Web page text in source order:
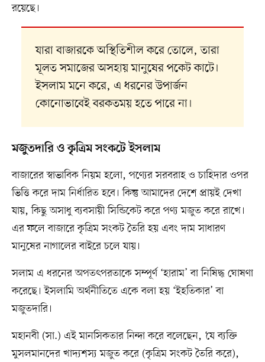
রয়েছে।
যারা বাজারকে অস্থিতিশীল করে তোলে, তারা
মূলত সমাজের অসহায় মানুষের পকেট কাটে।
ইসলাম মনে করে, এ ধরনের উপার্জন
কোনোভাবেই বরকতময় হতে পারে না।
মজুতদারি ও কৃত্রিম সংকটে ইসলাম
বাজারের স্বাভাবিক নিয়ম হলো, পণ্যের সরবরাহ ও চাহিদার ওপর
ভিত্তি করে দাম নির্ধারিত হবে। কিন্তু আমাদের দেশে প্রায়ই দেখা
যায়, কিছু অসাধু ব্যবসায়ী সিন্ডিকেট করে পণ্য মজুত করে রাখে।
এর ফলে বাজারে কৃত্রিম সংকট তৈরি হয় এবং দাম সাধারণ
মানুষের নাগালের বাইরে চলে যায়।
সলাম এ ধরনের অপতৎপরতাকে সম্পূর্ণ ‘হারাম’ বা নিষিদ্ধ ঘোষণা
করেছে। ইসলামি অর্থনীতিতে একে বলা হয় ‘ইহতিকার’ বা
মজুতদারি।
মহানবী (সা.) এই মানসিকতার নিন্দা করে বলেছেন, ‘যে ব্যক্তি
মুসলমানদের খাদ্যশস্য মজুত করে (কৃত্রিম সংকট তৈরি করে),